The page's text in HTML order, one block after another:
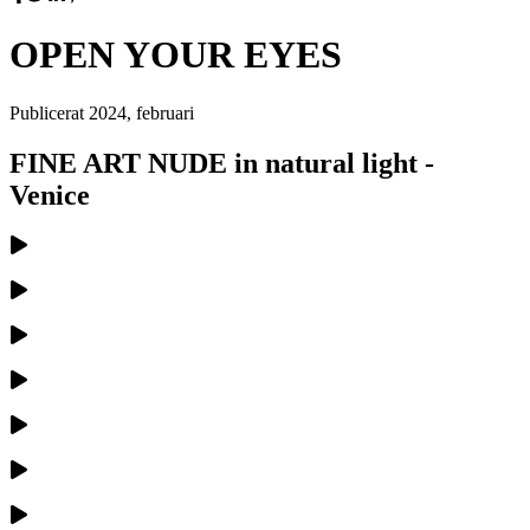
OPEN YOUR EYES
Publicerat 2024, februari
FINE ART NUDE in natural light -
Venice